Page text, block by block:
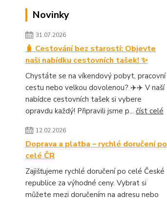
Novinky
31.07.2026
🧳 Cestování bez starostí: Objevte
naši nabídku cestovních tašek! ✨
Chystáte se na víkendový pobyt, pracovní
cestu nebo velkou dovolenou? ✈️✈️ V naší
nabídce cestovních tašek si vybere
opravdu každý! Připravili jsme p... číst celé
12.02.2026
Doprava a platba – rychlé doručení po
celé ČR
Zajišťujeme rychlé doručení po celé České
republice za výhodné ceny. Vybrat si
můžete mezi doručením na adresu nebo